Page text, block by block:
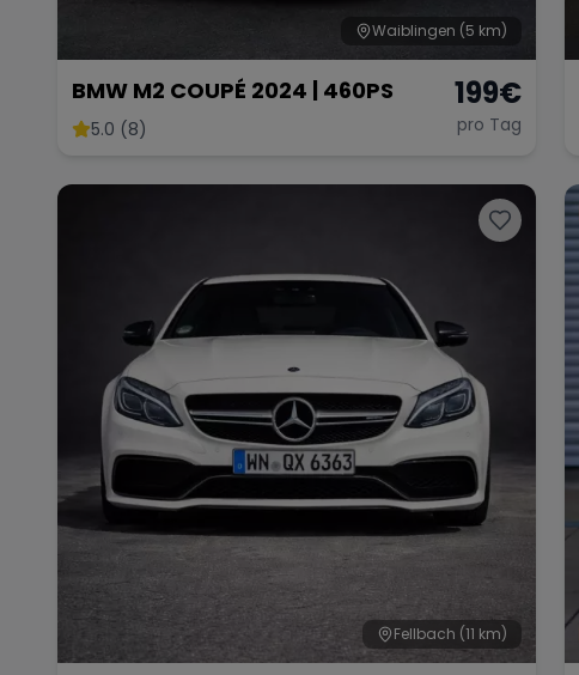
Waiblingen (5 km)
BMW M2 COUPÉ 2024 | 460PS
5.0 (8)
199€
pro Tag
Fellbach (11 km)